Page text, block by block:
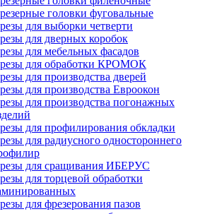
головки фуговальные
для выборки четверти
для дверных коробок
для мебельных фасадов
для обработки КРОМОК
для производства дверей
для производства Евроокон
для производства погонажных
для профилирования обкладки
для радиусного одностороннего
для сращивания ИБЕРУС
для торцевой обработки
для фрезерования пазов